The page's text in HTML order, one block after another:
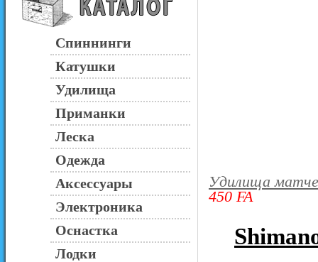
Спиннинги
Катушки
Удилища
Приманки
Леска
Одежда
Аксессуары
Электроника
Оснастка
Лодки
Удилища
450 FA